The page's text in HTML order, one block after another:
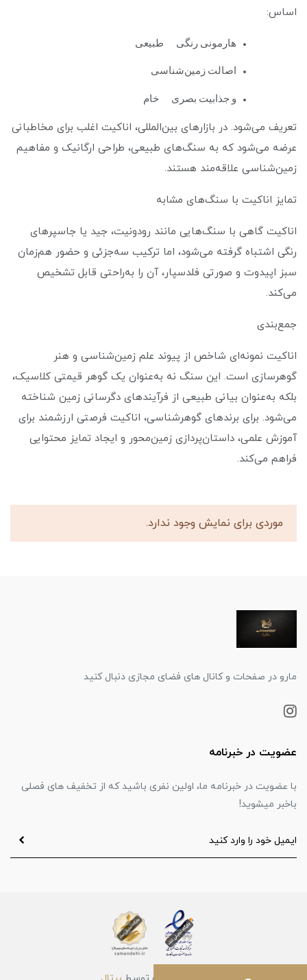
اساس:
هارمونی رنگی طبیعی
اصالت زمین‌شناسی
و جذابیت بصری خام
تعریف می‌شود. در بازارهای بین‌المللی، اناکیت اغلب برای مخاطبانی
عرضه می‌شود که به سنگ‌های طبیعی، طراحی ارگانیک و مفاهیم
زمین‌شناسی علاقه‌مند هستند.
تمایز اناکیت با سنگ‌های مشابه
اناکیت گاهی با سنگ‌هایی مانند رودونیت، جید یا جاسپرهای
رنگی اشتباه گرفته می‌شود، اما ترکیب سه‌جزئی و حضور هم‌زمان
سبز اپیدوت و صورتی فلدسپار، آن را به‌راحتی قابل تشخیص
می‌کند.
جمع‌بندی
اناکیت نمونه‌ای شاخص از پیوند علم زمین‌شناسی و هنر
گوهرسازی است. این سنگ نه به‌عنوان یک گوهر قیمتی کلاسیک،
بلکه به‌عنوان بیانی طبیعی از فرآیندهای دگرسانی زمین شناخته
می‌شود. برای برندهای گوهرشناسی، اناکیت فرصتی ارزشمند برای
آموزش علمی، داستان‌پردازی زمین‌محور و ایجاد تمایز محتوایی
فراهم می‌کند.
موردی برای نمایش وجود ندارد.
مارو در صفحات و کانال های فضای مجازی دنبال کنید
عضویت در خبرنامه
با عضویت در خبرنامه ما، اولین نفری باشید که از تخفیف های فصلی
باخبر میشوید!